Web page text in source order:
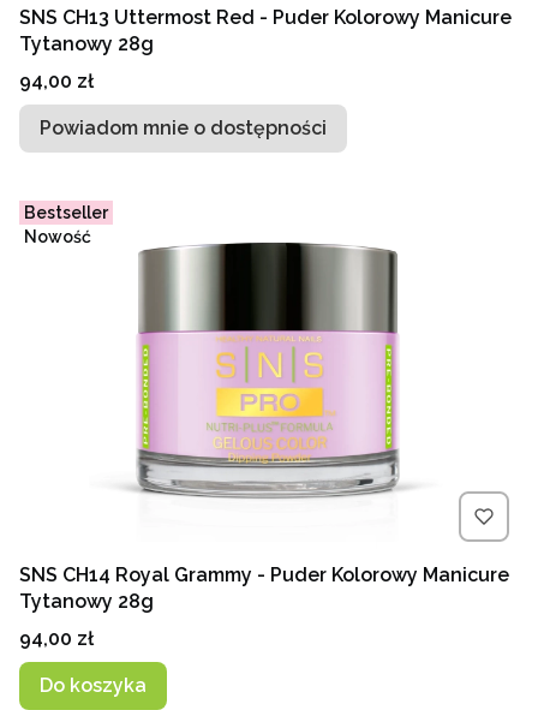
SNS CH13 Uttermost Red - Puder Kolorowy Manicure
Tytanowy 28g
Cena
94,00 zł
Powiadom mnie o dostępności
Bestseller
Nowość
SNS CH14 Royal Grammy - Puder Kolorowy Manicure
Tytanowy 28g
Cena
94,00 zł
Do koszyka